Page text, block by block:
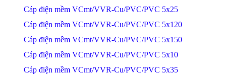
Cáp điện mềm VCmt/VVR-Cu/PVC/PVC 5x25
Cáp điện mềm VCmt/VVR-Cu/PVC/PVC 5x120
Cáp điện mềm VCmt/VVR-Cu/PVC/PVC 5x150
Cáp điện mềm VCmt/VVR-Cu/PVC/PVC 5x10
Cáp điện mềm VCmt/VVR-Cu/PVC/PVC 5x35